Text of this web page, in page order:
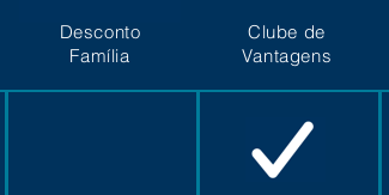
Desconto
Família
Clube de
Vantagens